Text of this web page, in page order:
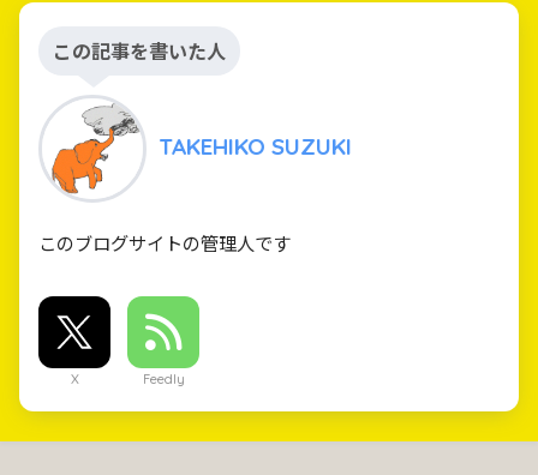
この記事を書いた人
TAKEHIKO SUZUKI
このブログサイトの管理人です
X Feedly